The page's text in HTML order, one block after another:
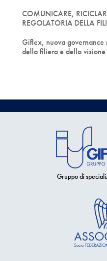
COMUNICARE,
REGOLATORIA DELLA
Giflex, nuova
della filiera e della
Gruppo di